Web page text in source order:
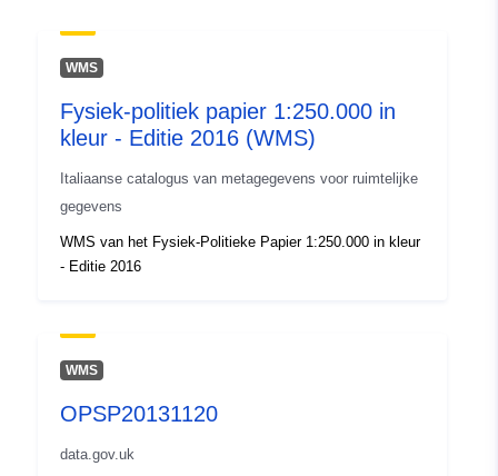
Ruimtelijk: Coördinaten: [ [ 9.172921,
45.169558 ], [ 12.850398,
45.169558 ], [ 12.850398,
45.169558 ] ]
Is conform:
Identificatoren:
WMS
Fysiek-politiek papier 1:250.000 in
kleur - Editie 2016 (WMS)
Italiaanse catalogus van metagegevens voor ruimtelijke
gegevens
WMS van het Fysiek-Politieke Papier 1:250.000 in kleur
- Editie 2016
WMS
OPSP20131120
data.gov.uk